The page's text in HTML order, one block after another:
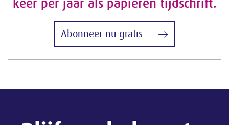
keer per jaar als papieren tijdschrift.
Abonneer nu gratis